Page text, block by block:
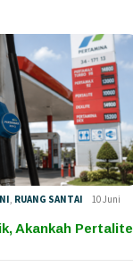
RUANG SANTAI
10 Juni
Akankah Pertalite